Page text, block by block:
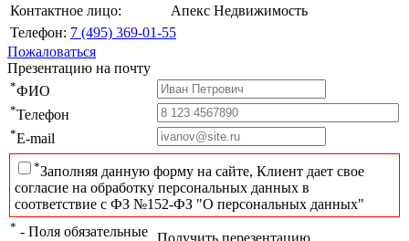
Контактное лицо:
Апекс Недвижимость
Телефон: 7 (495) 369-01-55
Пожаловаться
Презентацию на почту
*ФИО
*Телефон
*E-mail
*Заполняя данную форму на сайте, Клиент дает свое
согласие на обработку персональных данных в
соответствие с ФЗ №152-ФЗ "О персональных данных"
* - Поля обязательные